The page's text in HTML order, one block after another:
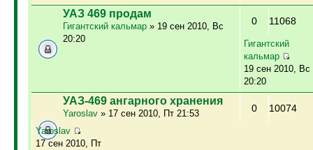
УАЗ 469 продам
Гигантский кальмар» 19 сен 2010, Вс
20:20
0 11068
Гигантский
кальмар
19 сен 2010, Вс
20:20
УАЗ-469 ангарного хранения
Yaroslav» 17 сен 2010, Пт 21:53 0 10074
Yaroslav
17 сен 2010, Пт